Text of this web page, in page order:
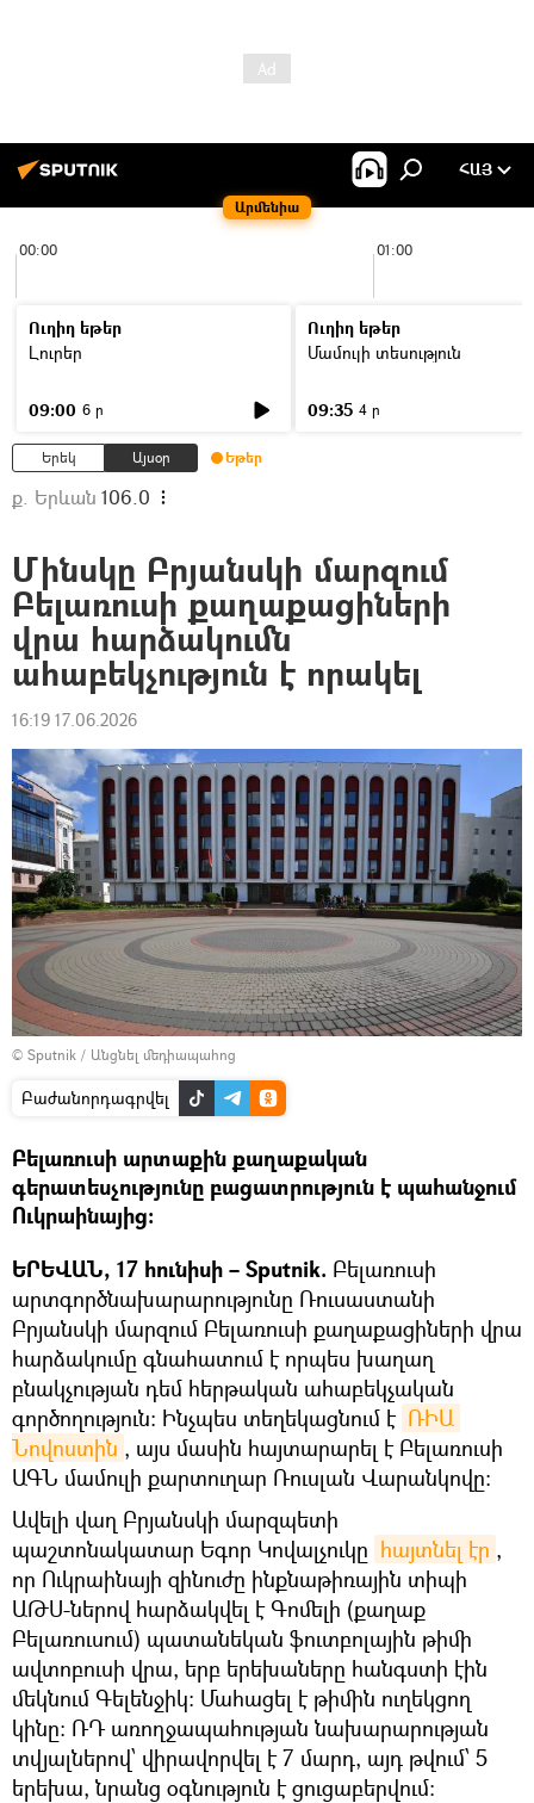
Արմենիա
ՀԱՅ
00:00 01:00
Ուղիղ եթեր
Լուրեր
09:00 6 ր
Ուղիղ եթեր
Մամուլի տեսություն
09:35 4 ր
Երեկ Այսօր Եթեր
ք. Երևան 106.0
Մինսկը Բրյանսկի մարզում
Բելառուսի քաղաքացիների
վրա հարձակումն
ահաբեկչություն է որակել
16:19 17.06.2026
© Sputnik / Անցնել մեդիապահոց
Բաժանորդագրվել
Բելառուսի արտաքին քաղաքական
գերատեսչությունը բացատրություն է պահանջում
Ուկրաինայից։
ԵՐԵՎԱՆ, 17 հունիսի – Sputnik. Բելառուսի
արտգործնախարարությունը Ռուսաստանի
Բրյանսկի մարզում Բելառուսի քաղաքացիների վրա
հարձակումը գնահատում է որպես խաղաղ
բնակչության դեմ հերթական ահաբեկչական
գործողություն: Ինչպես տեղեկացնում է ՌԻԱ
Նովոստին , այս մասին հայտարարել է Բելառուսի
ԱԳՆ մամուլի քարտուղար Ռուսլան Վարանկովը։
Ավելի վաղ Բրյանսկի մարզպետի
պաշտոնակատար Եգոր Կովալչուկը հայտնել էր ,
որ Ուկրաինայի զինուժը ինքնաթիռային տիպի
ԱԹՍ-ներով հարձակվել է Գոմելի (քաղաք
Բելառուսում) պատանեկան ֆուտբոլային թիմի
ավտոբուսի վրա, երբ երեխաները հանգստի էին
մեկնում Գելենջիկ: Մահացել է թիմին ուղեկցող
կինը։ ՌԴ առողջապահության նախարարության
տվյալներով՝ վիրավորվել է 7 մարդ, այդ թվում՝ 5
երեխա, նրանց օգնություն է ցուցաբերվում։